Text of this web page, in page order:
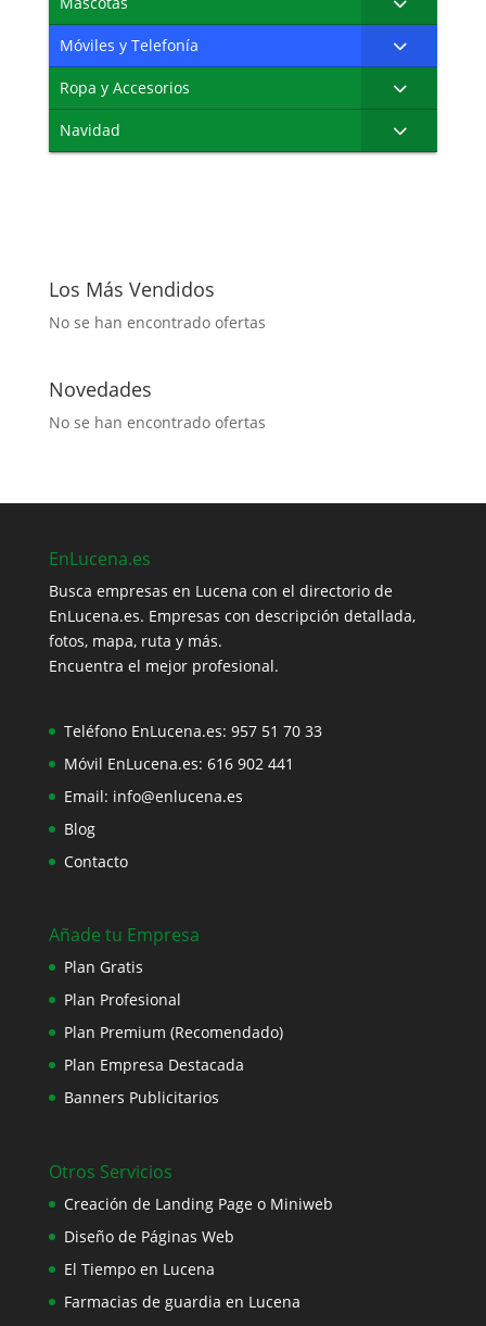
Móviles y Telefonía
Ropa y Accesorios
Navidad
Los Más Vendidos
No se han encontrado ofertas
Novedades
No se han encontrado ofertas
EnLucena.es
Busca empresas en Lucena con el directorio de
EnLucena.es. Empresas con descripción detallada,
fotos, mapa, ruta y más.
Encuentra el mejor profesional.
Teléfono EnLucena.es: 957 51 70 33
Móvil EnLucena.es: 616 902 441
Email: info@enlucena.es
Blog
Contacto
Añade tu Empresa
Plan Gratis
Plan Profesional
Plan Premium (Recomendado)
Plan Empresa Destacada
Banners Publicitarios
Otros Servicios
Creación de Landing Page o Miniweb
Diseño de Páginas Web
El Tiempo en Lucena
Farmacias de guardia en Lucena